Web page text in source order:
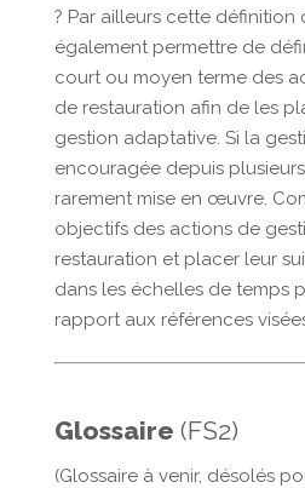
? Par ailleurs cette
également permettre de
court ou moyen terme des
de restauration afin de les
gestion adaptative. Si la
encouragée depuis
rarement mise en œuvre.
objectifs des actions de
restauration et placer leur
dans les échelles de temps
rapport aux références
Glossaire (FS2)
(Glossaire à venir, désolés